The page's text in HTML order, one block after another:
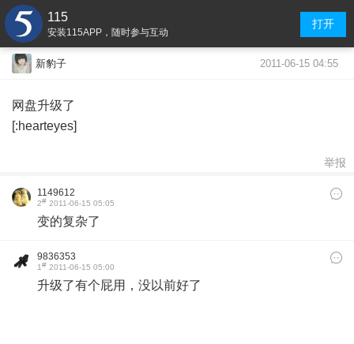
115
安装115APP，随时参与互动
打开
新豹子 2011-06-15 04:55
网盘升级了
[:hearteyes]
举报
1149612
2# 2011-06-15 05:05
变的复杂了
9836353
1# 2011-06-15 05:00
升级了有个屁用，没以前好了